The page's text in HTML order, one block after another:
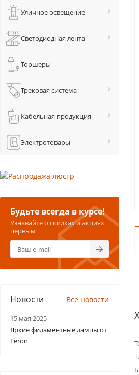
Уличное освещение
Светодиодная лента
Торшеры
Трековая система
Кабельная продукция
Электротовары
Будьте всегда в курсе!
Узнавайте о скидках и акциях
первым
Новости Все новости
15 мая 2025
Яркие филаментные лампы от
Feron